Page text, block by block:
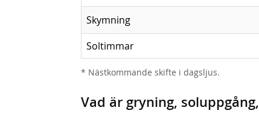
Skymning
Soltimmar
* Nästkommande skifte i dagsljus.
Vad är gryning,